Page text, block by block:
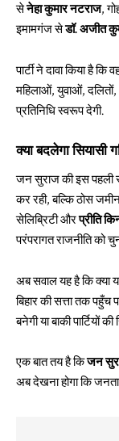
सेनेहा कुमार नटराज,
इमामगंज सेडॉ. अजीत
पार्टी ने दावा किया है कि
महिलाओं, युवाओं,
प्रतिनिधि स्वरूप देगी.
क्या बदलेगा सियासी
जन सुराज की इस पहली
कर रही, बल्कि ठोस
सेलिब्रिटी औरप्रीति
परंपरागत राजनीति को
अब सवाल यह है कि क्या
बिहार की सत्ता तक पहुँच
बनेगी या बाकी पार्टियों
एक बात तय है किजन
अब देखना होगा कि